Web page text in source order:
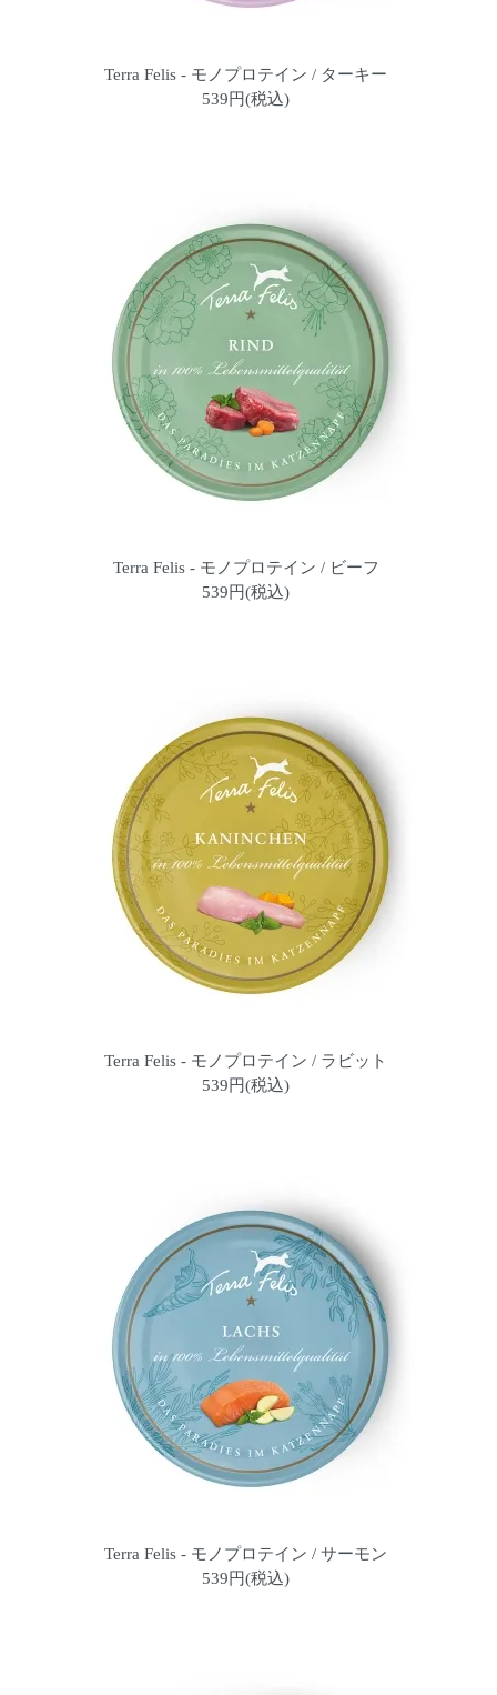
Terra Felis - モノプロテイン / ターキー
539円(税込)
Terra Felis - モノプロテイン / ビーフ
539円(税込)
Terra Felis - モノプロテイン / ラビット
539円(税込)
Terra Felis - モノプロテイン / サーモン
539円(税込)